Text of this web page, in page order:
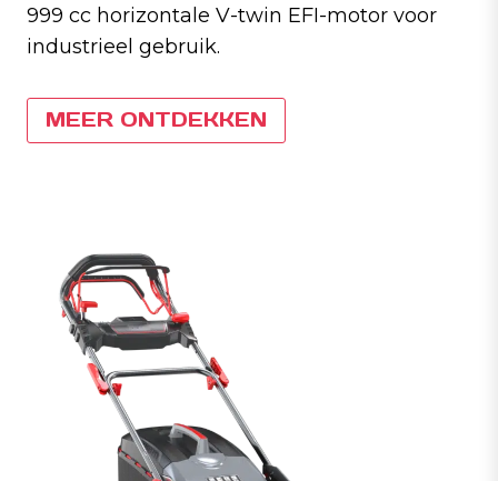
999 cc horizontale V-twin EFI-motor voor
industrieel gebruik.
MEER ONTDEKKEN